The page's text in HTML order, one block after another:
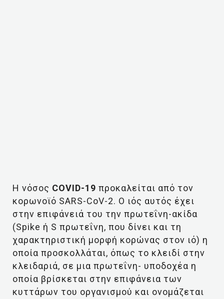
Η νόσος COVID-19 προκαλείται από τον
κορωνοϊό SARS-CoV-2. Ο ιός αυτός έχει
στην επιφάνειά του την πρωτεΐνη-ακίδα
(Spike ή S πρωτεΐνη, που δίνει και τη
χαρακτηριστική μορφή κορώνας στον ιό) η
οποία προσκολλάται, όπως το κλειδί στην
κλειδαριά, σε μια πρωτεΐνη- υποδοχέα η
οποία βρίσκεται στην επιφάνεια των
κυττάρων του οργανισμού και ονομάζεται